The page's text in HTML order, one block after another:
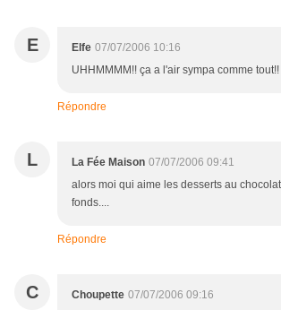
E Elfe 07/07/2006 10:16
UHHMMMM!! ça a l'air sympa comme tout!!
Répondre
L La Fée Maison 07/07/2006 09:41
alors moi qui aime les desserts au
fonds....
Répondre
C Choupette 07/07/2006 09:16